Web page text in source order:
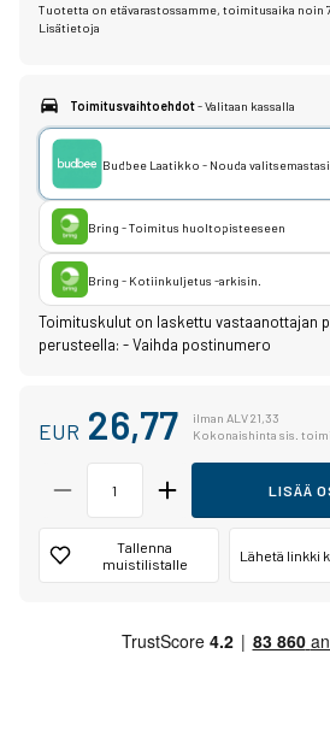
Tuotetta on etävarastossamme, toimitusaika noin
Lisätietoja
Toimitusvaihtoehdot- Valitaan kassalla
Budbee Laatikko - Nouda
Bring - Toimitus huoltopisteeseen
Bring - Kotiinkuljetus -arkisin.
Toimituskulut on laskettu vastaanottajan
perusteella: -Vaihda postinumero
EUR 26,77
ilman ALV 21,33
Kokonaishinta sis.
LISÄÄ
Tallenna
muistilistalle
Lähetä linkki